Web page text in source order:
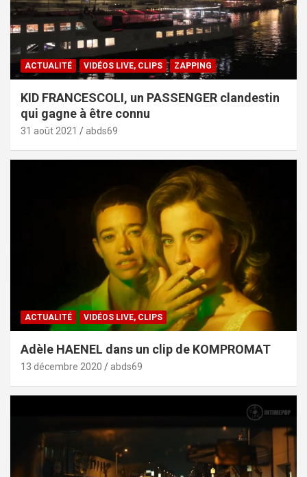
ACTUALITÉ VIDÉOS LIVE, CLIPS ZAPPING
KID FRANCESCOLI, un PASSENGER clandestin
qui gagne à être connu
31 août 2021 abds69
ACTUALITÉ VIDÉOS LIVE, CLIPS
Adèle HAENEL dans un clip de KOMPROMAT
13 décembre 2020 abds69